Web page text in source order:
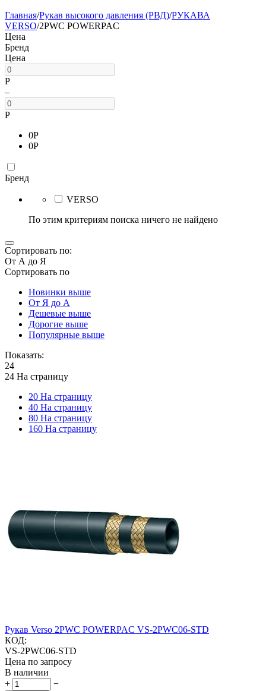
Главная/Рукав высокого давления (РВД)/РУКАВА
VERSO/2PWC POWERPAC
Цена
Бренд
Цена
Р
–
Р
0Р
0Р
Бренд
VERSO
По этим критериям поиска ничего не найдено
Сортировать по:
От А до Я
Сортировать по
Новинки выше
От Я до А
Дешевые выше
Дорогие выше
Популярные выше
Показать:
24
24 На страницу
20 На страницу
40 На страницу
80 На страницу
160 На страницу
Рукав Verso 2PWC POWERPAC VS-2PWC06-STD
КОД:
VS-2PWC06-STD
Цена по запросу
В наличии
+
−